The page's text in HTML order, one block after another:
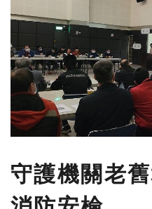
登入
刊登
守護機關老